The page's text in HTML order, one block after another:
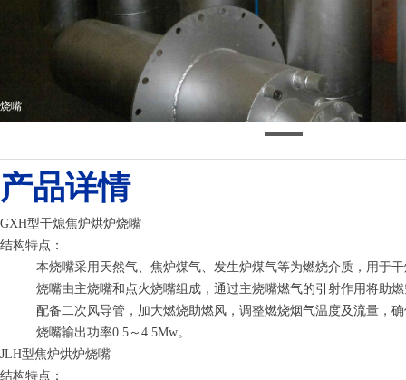
烧嘴
GXH型干熄焦炉烘炉烧嘴
结构特点：
本烧嘴采用天然气、焦炉煤气、发生炉煤气等为燃烧介质，用于
烧嘴由主烧嘴和点火烧嘴组成，通过主烧嘴燃气的引射作用将助
配备二次风导管，加大燃烧助燃风，调整燃烧烟气温度及流量，
烧嘴输出功率0.5～4.5Mw。
JLH型焦炉烘炉烧嘴
结构特点：
产品详情